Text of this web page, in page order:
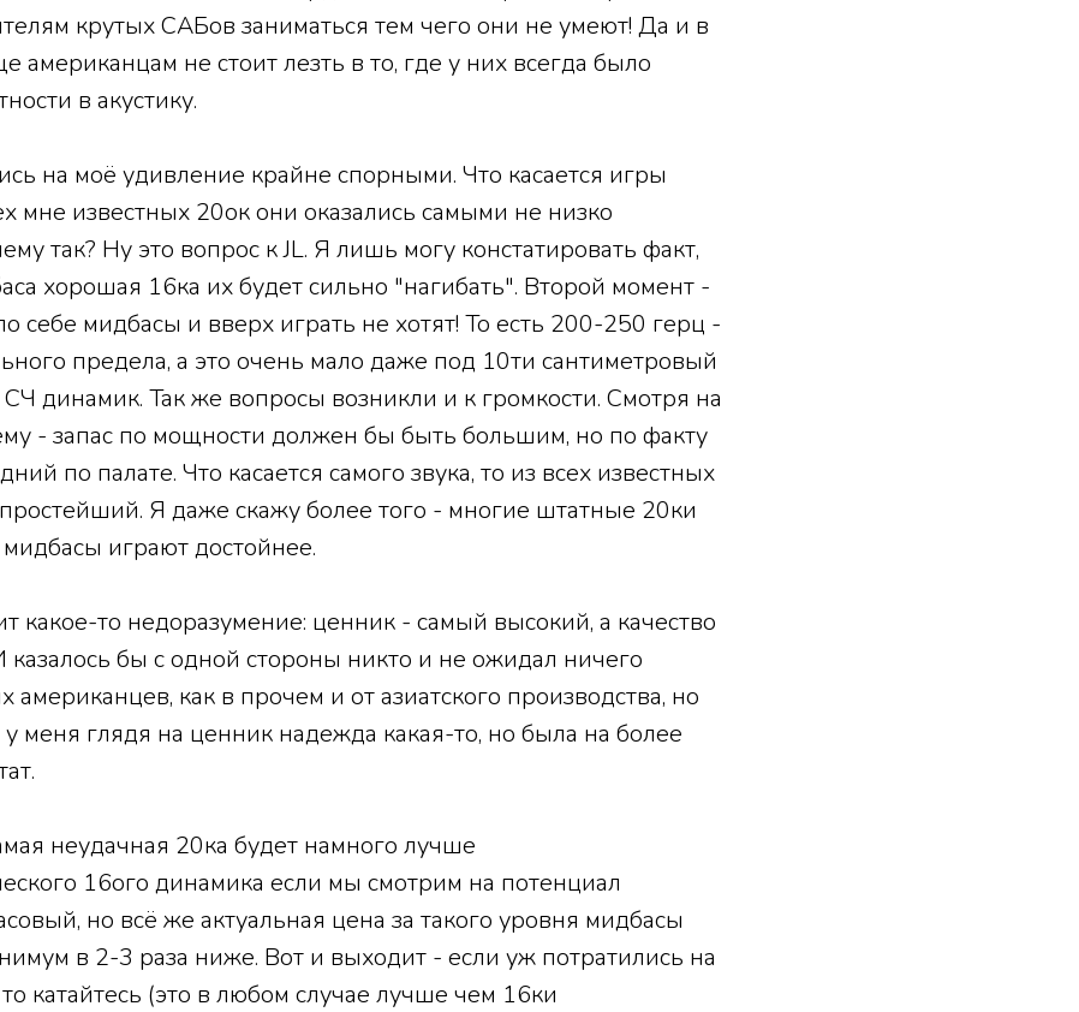
крутых САБов заниматься тем чего они не умеют! Да и в
американцам не стоит лезть в то, где у них всегда было
в акустику.
на моё удивление крайне спорными. Что касается игры
мне известных 20ок они оказались самыми не низко
так? Ну это вопрос к JL. Я лишь могу констатировать факт,
хорошая 16ка их будет сильно "нагибать". Второй момент -
себе мидбасы и вверх играть не хотят! То есть 200-250 герц -
предела, а это очень мало даже под 10ти сантиметровый
динамик. Так же вопросы возникли и к громкости. Смотря на
- запас по мощности должен бы быть большим, но по факту
по палате. Что касается самого звука, то из всех известных
Я даже скажу более того - многие штатные 20ки
играют достойнее.
какое-то недоразумение: ценник - самый высокий, а качество
казалось бы с одной стороны никто и не ожидал ничего
американцев, как в прочем и от азиатского производства, но
меня глядя на ценник надежда какая-то, но была на более
неудачная 20ка будет намного лучше
16ого динамика если мы смотрим на потенциал
но всё же актуальная цена за такого уровня мидбасы
в 2-3 раза ниже. Вот и выходит - если уж потратились на
катайтесь (это в любом случае лучше чем 16ки